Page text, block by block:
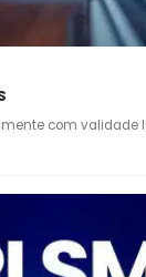
com validade